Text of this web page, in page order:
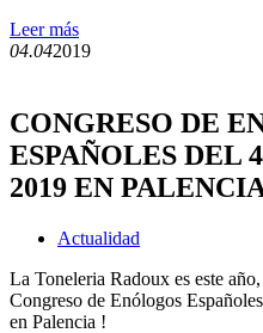
Leer más
04.042019
CONGRESO DE
ESPAÑOLES DEL
2019 EN
Actualidad
La Toneleria Radoux es este
Congreso de Enólogos
en Palencia !